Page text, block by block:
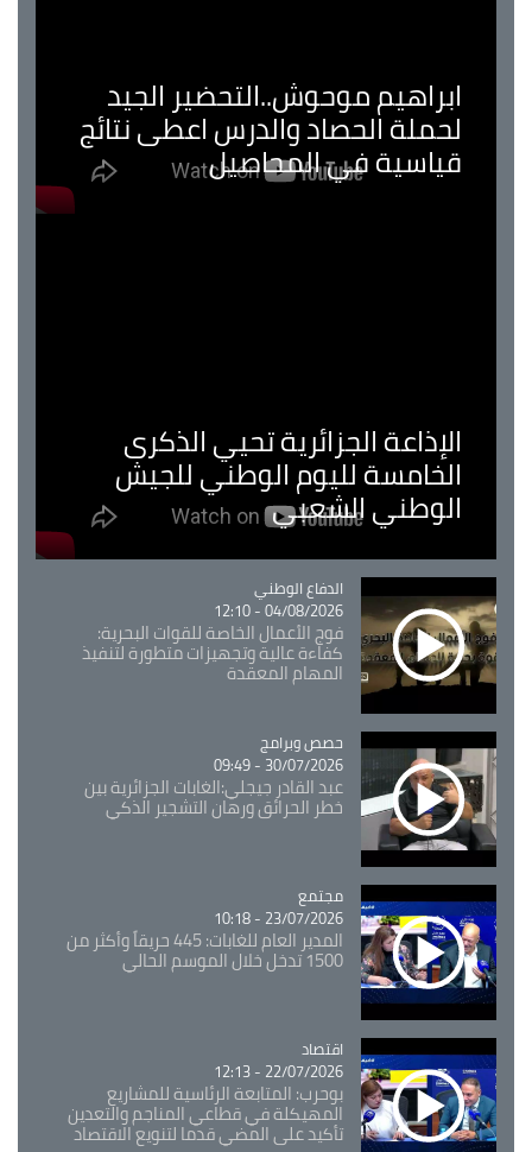
ابراهيم موحوش..التحضير الجيد
لحملة الحصاد والدرس اعطى نتائج
قياسية في المحاصيل
الإذاعة الجزائرية تحيي الذكرى
الخامسة لليوم الوطني للجيش
الوطني الشعبي
Catégorie
الدفاع الوطني
04/08/2026 - 12:10
فوج الأعمال الخاصة للقوات البحرية:
كفاءة عالية وتجهيزات متطورة لتنفيذ
المهام المعقدة
Catégorie
حصص وبرامج
30/07/2026 - 09:49
عبد القادر جيجلي:الغابات الجزائرية بين
خطر الحرائق ورهان التشجير الذكي
Catégorie
مجتمع
23/07/2026 - 10:18
المدير العام للغابات: 445 حريقاً وأكثر من
1500 تدخل خلال الموسم الحالي
Catégorie
اقتصاد
22/07/2026 - 12:13
بوحرب: المتابعة الرئاسية للمشاريع
المهيكلة في قطاعي المناجم والتعدين
تأكيد على المضي قدما لتنويع الاقتصاد